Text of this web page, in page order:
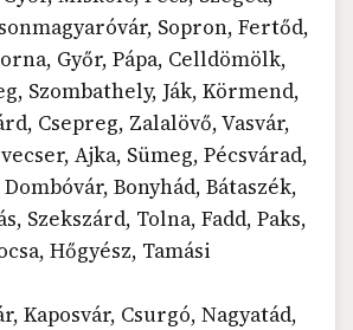
Sopron, Fertőd,
Győr, Pápa, Celldömölk,
Szombathely, Ják, Körmend,
Csepreg, Zalalövő, Vasvár,
Ajka, Sümeg, Pécsvárad,
Bonyhád, Bátaszék,
Szekszárd, Tolna, Fadd, Paks,
Hőgyész, Tamási
Kaposvár, Csurgó, Nagyatád,